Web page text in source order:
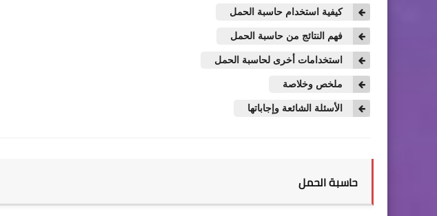
كيفية استخدام حاسبة الحمل
فهم النتائج من حاسبة الحمل
استخدامات أخرى لحاسبة الحمل
ملخص وخلاصة
الأسئلة الشائعة وإجاباتها
حاسبة الحمل